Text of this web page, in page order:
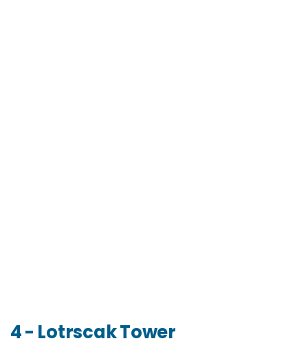
4 - Lotrscak Tower